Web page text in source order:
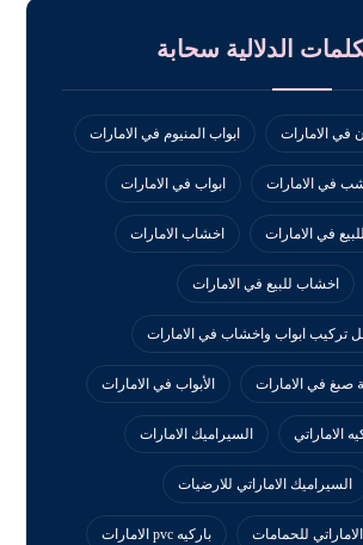
الدلالية سحابة
في الامارات ابواب المنيوم في الامارات
في الامارات ابواب في الامارات
في الامارات اخشاب الامارات
اخشاب للبيع في الامارات
تركيب ابواب واخشاب في الامارات
صبغ في الامارات الأبواب في الامارات
الاماراتي السيراميك الامارات
السيراميك الاماراتي للارضيات
للحمامات باركيه pvc الامارات